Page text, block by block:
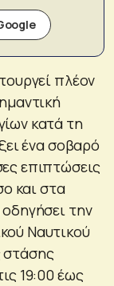
πλέον
κατά τη
ένα σοβαρό
επιπτώσεις
και στα
την
Ναυτικού
19:00 έως